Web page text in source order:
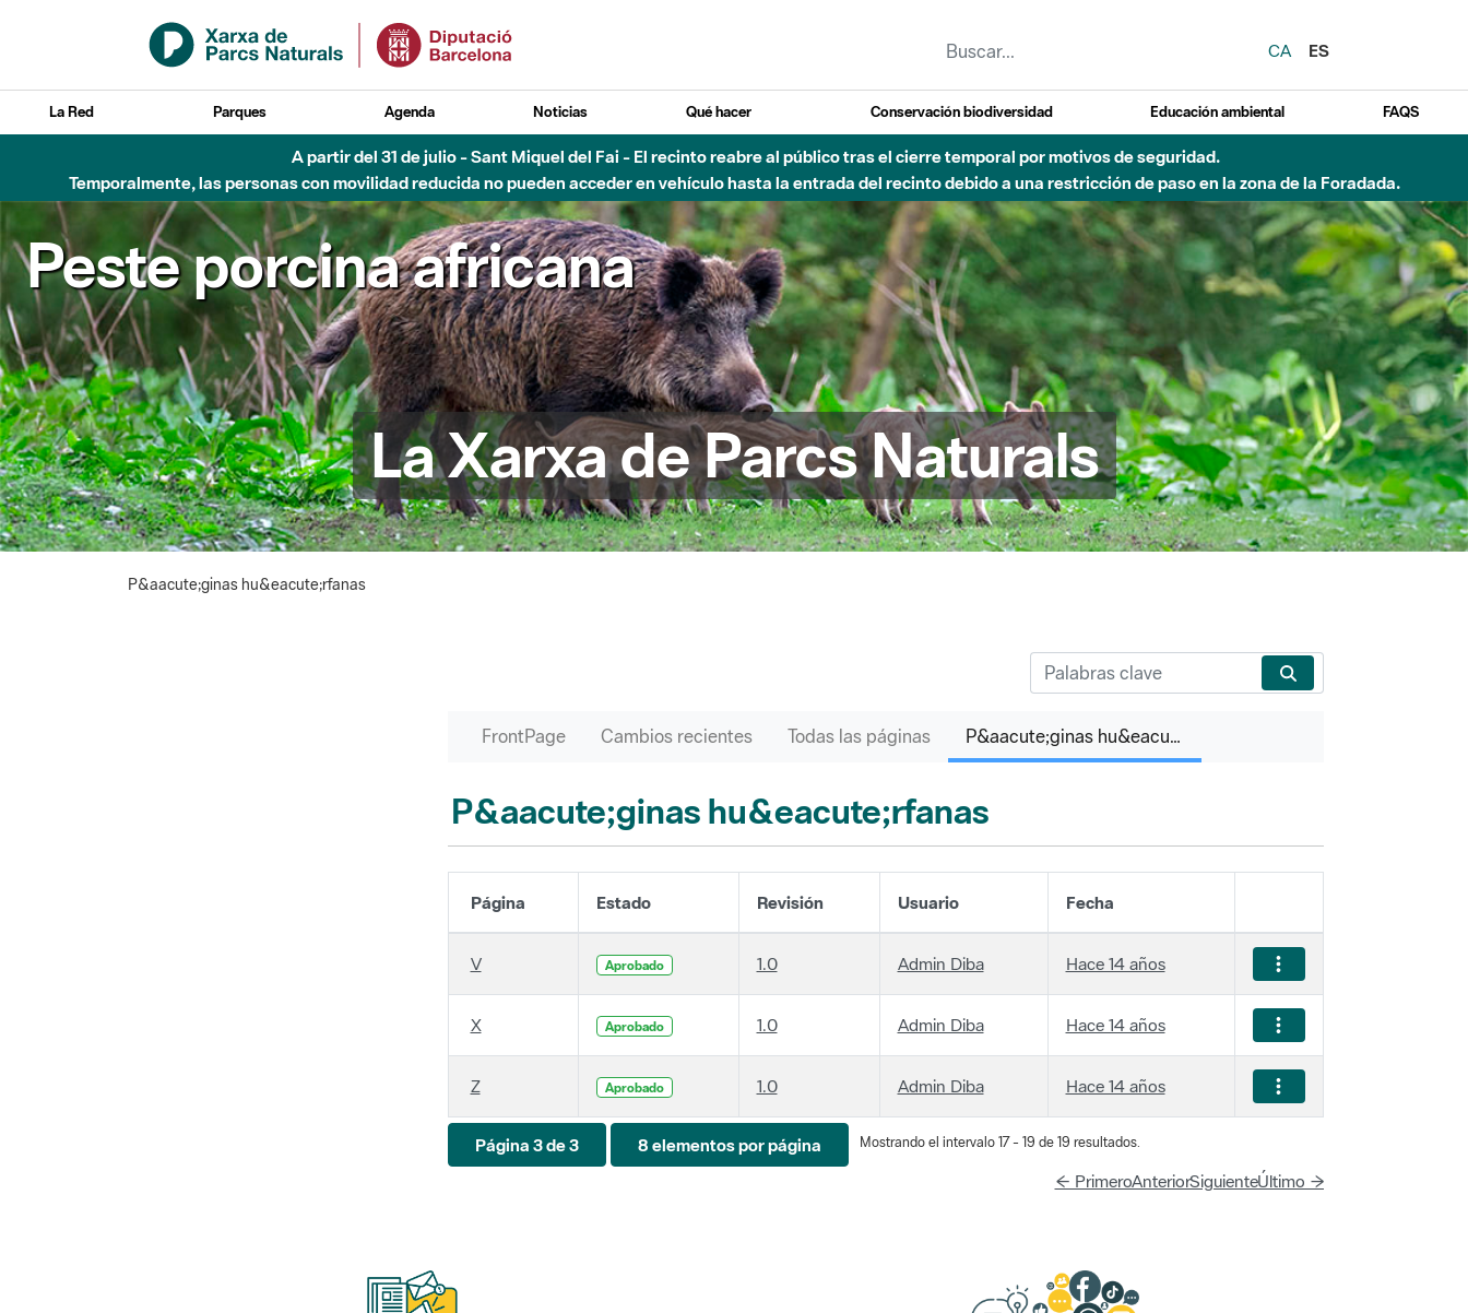
Saltar al contenido principal
CA
ES
La Red Parques Agenda Noticias Qué hacer Conservación biodiversidad Educación ambiental FAQS
A partir del 31 de julio - Sant Miquel del Fai - El recinto reabre al público tras el cierre temporal por motivos de seguridad.
Temporalmente, las personas con movilidad reducida no pueden acceder en vehículo hasta la entrada del recinto debido a una restricción de paso en la zona de la Foradada.
Peste porcina africana
La Xarxa de Parcs Naturals
P&aacute;ginas hu&eacute;rfanas
FrontPage Cambios recientes Todas las páginas P&aacute;ginas hu&eacute;rfanas
P&aacute;ginas hu&eacute;rfanas
Página Estado Revisión Usuario Fecha
V Aprobado 1.0 Admin Diba Hace 14 años
X Aprobado 1.0 Admin Diba Hace 14 años
Z Aprobado 1.0 Admin Diba Hace 14 años
Página 3 de 3 8 elementos por página Mostrando el intervalo 17 - 19 de 19 resultados.
← PrimeroAnteriorSiguienteÚltimo →